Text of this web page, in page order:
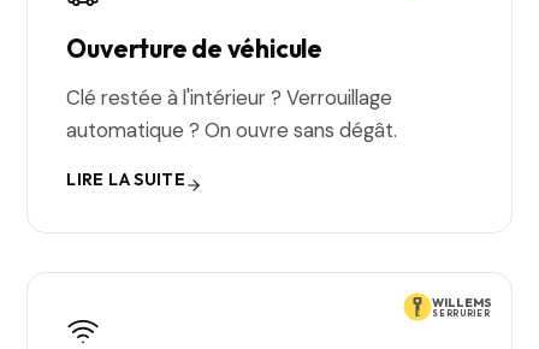
Ouverture de véhicule
Clé restée à l'intérieur ? Verrouillage
automatique ? On ouvre sans dégât.
LIRE LA SUITE
WILLEMS
SERRURIER